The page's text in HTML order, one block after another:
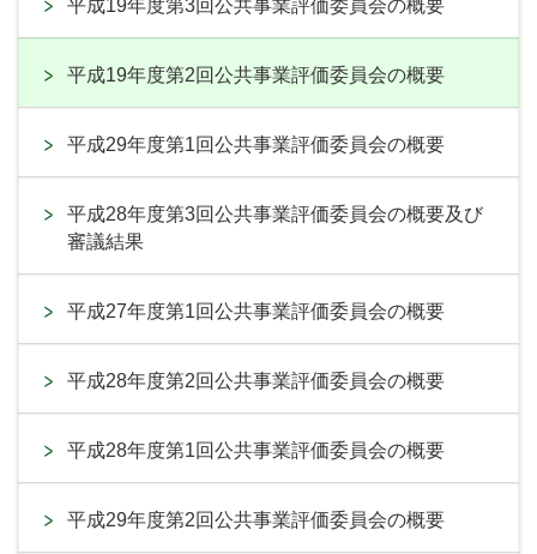
平成19年度第3回公共事業評価委員会の概要
平成19年度第2回公共事業評価委員会の概要
平成29年度第1回公共事業評価委員会の概要
平成28年度第3回公共事業評価委員会の概要及び
審議結果
平成27年度第1回公共事業評価委員会の概要
平成28年度第2回公共事業評価委員会の概要
平成28年度第1回公共事業評価委員会の概要
平成29年度第2回公共事業評価委員会の概要